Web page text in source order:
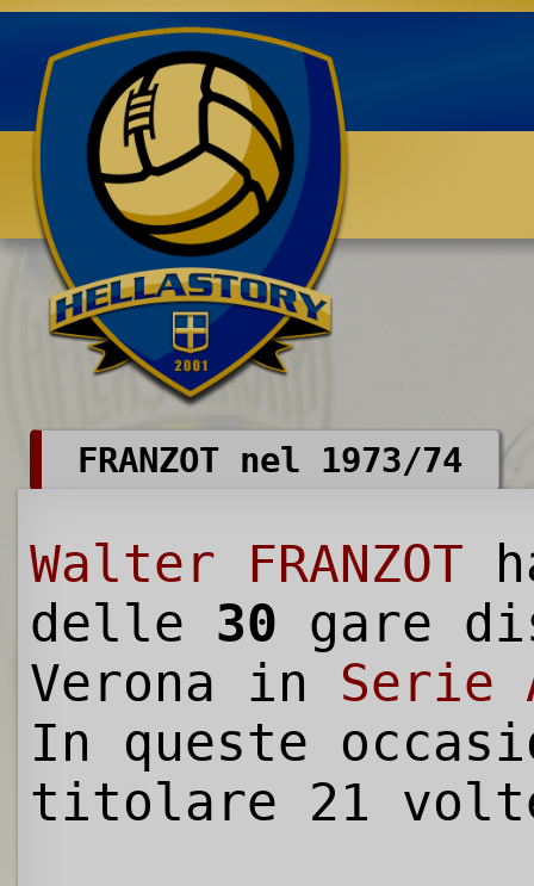
Benvenuti su HELLASTORY.net
FRANZOT nel 1973/74
Walter FRANZOT
delle 30 gare
Verona in Serie
In queste
titolare 21